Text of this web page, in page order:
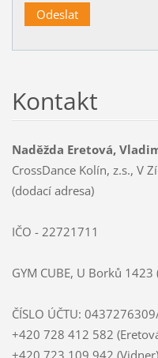
Kontakt
Naděžda Eretová,
CrossDance Kolín, z.s., V
(dodací adresa)
IČO - 22721711
GYM CUBE, U Borků
ČÍSLO ÚČTU:
+420 728 412 582
+420 723 109 942 (Vidner)